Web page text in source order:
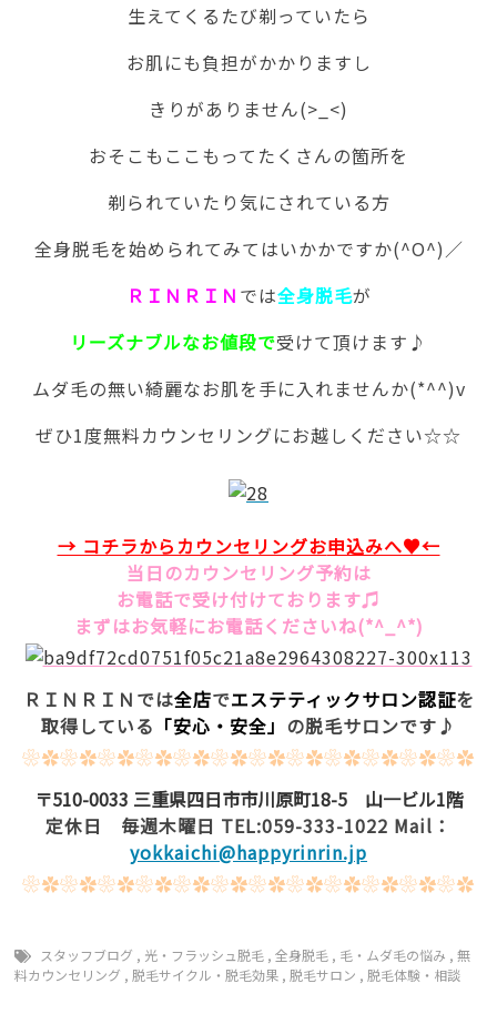
生えてくるたび剃っていたら
お肌にも負担がかかりますし
きりがありません(>_<)
おそこもここもってたくさんの箇所を
剃られていたり気にされている方
全身脱毛を始められてみてはいかかですか(^O^)／
ＲＩＮＲＩＮ では全身脱毛が
リーズナブルなお値段で受けて頂けます♪
ムダ毛の無い綺麗なお肌を手に入れませんか(*^^)v
ぜひ1度無料カウンセリングにお越しください☆☆
→ コチラからカウンセリングお申込みへ♥←
当日のカウンセリング予約は
お電話で受け付けております♫
まずはお気軽にお電話くださいね(*^_^*)
ＲＩＮＲＩＮでは全店でエステティックサロン認証を
取得している 「安心・安全」 の脱毛サロンです♪
❀✿❀✿❀✿❀✿❀✿❀✿❀✿❀✿❀✿❀✿❀✿❀✿
〒510-0033 三重県四日市市川原町18-5 山一ビル1階
定休日 毎週木曜日 TEL:059-333-1022 Mail：
yokkaichi@happyrinrin.jp
❀✿❀✿❀✿❀✿❀✿❀✿❀✿❀✿❀✿❀✿❀✿❀✿
スタッフブログ , 光・フラッシュ脱毛 ,全身脱毛 , 毛・ムダ毛の悩み ,無
料カウンセリング ,脱毛サイクル・脱毛効果 ,脱毛サロン ,脱毛体験・相談